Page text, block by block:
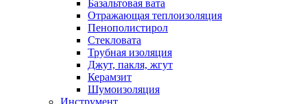
Базальтовая вата
Отражающая теплоизоляция
Пенополистирол
Стекловата
Трубная изоляция
Джут, пакля, жгут
Керамзит
Шумоизоляция
Инструмент